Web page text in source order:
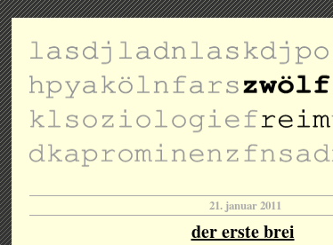
21. januar 2011
der erste brei